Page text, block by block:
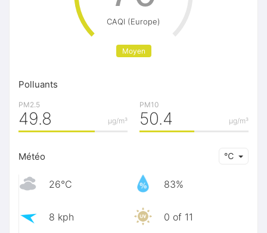
CAQI (Europe)
Moyen
Polluants
PM2.5
μg/m³
49.8
PM10
μg/m³
50.4
Météo ℃
26℃ 83%
8 kph 0 of 11